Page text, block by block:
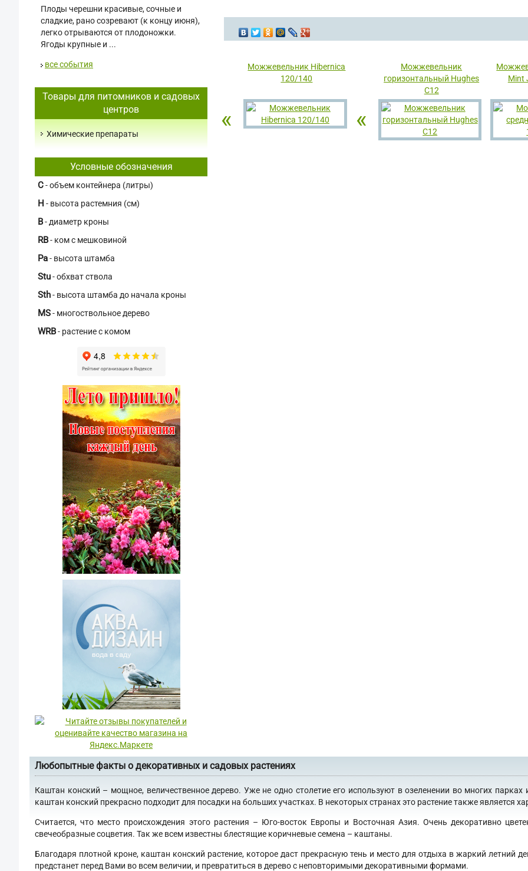
Плоды черешни красивые, сочные и
сладкие, рано созревают (к концу июня),
легко отрываются от плодоножки.
Ягоды крупные и ...
все события
Товары для питомников и садовых
центров
Химические препараты
Условные обозначения
C- объем контейнера (литры)
H - высота растемния (см)
В- диаметр кроны
RB- ком с мешковиной
Pa- высота штамба
Stu- обхват ствола
Sth- высота штамба до начала кроны
MS- многоствольное дерево
WRB- растение с комом
«
Можжевельник Hibernica
120/140
«
Можжевельник
горизонтальный Hughes
С12
Mint
Любопытные факты о декоративных и садовых растениях
Каштан конский – мощное, величественное дерево. Уже не одно столетие его используют в озеленении во многих
каштан конский прекрасно подходит для посадки на больших участках. В некоторых странах это растение также является
Считается, что место происхождения этого растения – Юго-восток Европы и Восточная Азия. Очень декоративно
свечеобразные соцветия. Так же всем известны блестящие коричневые семена – каштаны.
Благодаря плотной кроне, каштан конский растение, которое даст прекрасную тень и место для отдыха в жаркий летний
предстанет перед Вами во всем величии, и превратиться в дерево с неповторимыми декоративными формами.